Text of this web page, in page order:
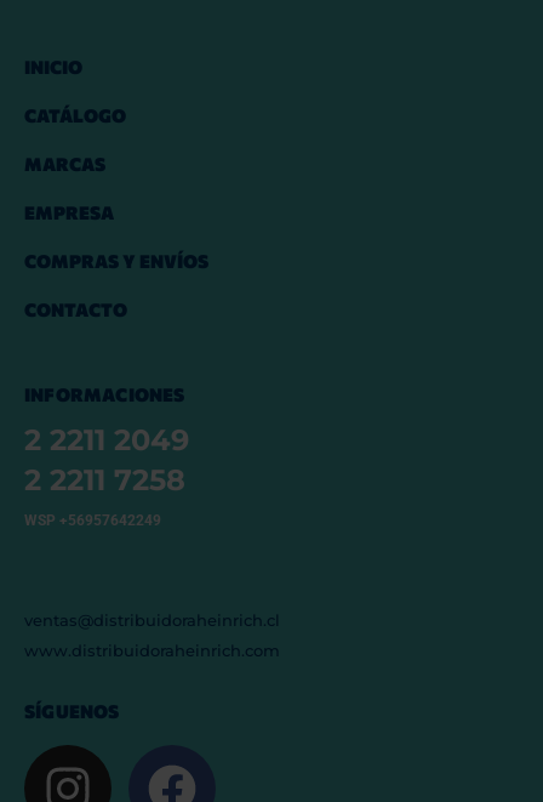
INICIO
CATÁLOGO
MARCAS
EMPRESA
COMPRAS Y ENVÍOS
CONTACTO
INFORMACIONES
2 2211 2049
2 2211 7258
WSP +56957642249
ventas@distribuidoraheinrich.cl
www.distribuidoraheinrich.com
SÍGUENOS